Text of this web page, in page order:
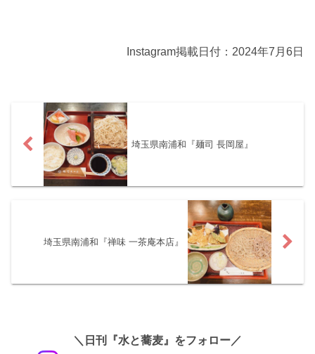
Instagram掲載日付：2024年7月6日
埼玉県南浦和『麺司 長岡屋』
埼玉県南浦和『禅味 一茶庵本店』
＼日刊『水と蕎麦』をフォロー／